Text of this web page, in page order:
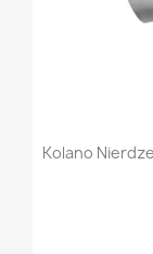
Kolano